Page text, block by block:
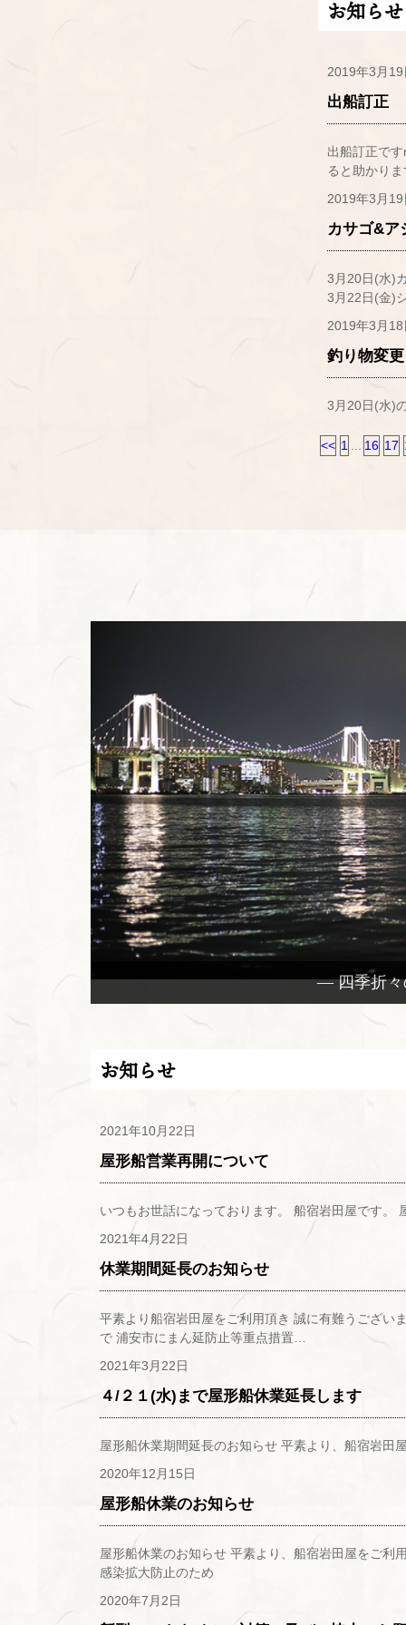
お知らせ
2019年3月19
出船訂正
出船訂正で
ると助かり
2019年3月19
カサゴ&ア
3月20日(水)
3月22日(金)
2019年3月18
釣り物変更
3月20日(水)
<< 1 ... 16 17
— 四季折々
お知らせ
2021年10月22日
屋形船営業再開について
いつもお世話になっております。 船宿岩田屋です
2021年4月22日
休業期間延長のお知らせ
平素より船宿岩田屋をご利用頂き 誠に有難うござ
で 浦安市にまん延防止等重点措置…
2021年3月22日
４/２１(水)まで屋形船休業延長します
屋形船休業期間延長のお知らせ 平素より、船宿岩
2020年12月15日
屋形船休業のお知らせ
屋形船休業のお知らせ 平素より、船宿岩田屋をご
感染拡大防止のため
2020年7月2日